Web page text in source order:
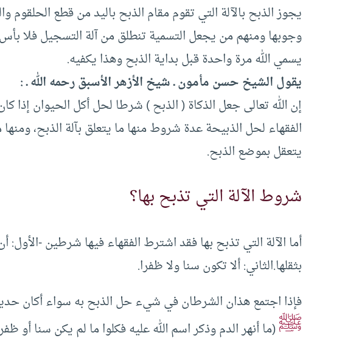
يجوز الذبح بالآلة التي تقوم مقام الذبح باليد من قطع
وجوبها ومنهم من يجعل التسمية تنطلق من آلة التسجيل فلا بأس
يسمي الله مرة واحدة قبل بداية الذبح وهذا يكفيه.
يقول الشيخ حسن مأمون ـ شيخ الأزهر الأسبق رحمه الله ـ :
إن الله تعالى جعل الذكاة (‏ الذبح )‏ شرطا لحل أكل الحيوان إذا
الفقهاء لحل الذبيحة عدة شروط منها ما يتعلق بآلة الذبح،
يتعقل بموضع الذبح.
شروط الآلة التي تذبح بها؟
أما الآلة التي تذبح بها فقد اشترط الفقهاء فيها شرطين -‏
بثقلها.‏الثاني: ألا تكون سنا ولا ظفرا.
فإذا اجتمع هذان الشرطان في شيء حل الذبح به سواء أكان
ﷺ(‏ما أنهر الدم وذكر اسم الله عليه فكلوا ما لم يكن سنا